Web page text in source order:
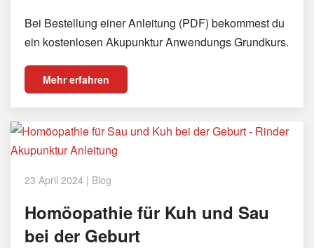
Bei Bestellung einer Anleitung (PDF) bekommest du
ein kostenlosen Akupunktur Anwendungs Grundkurs.
Mehr erfahren
23 April 2024 | Blog
Homöopathie für Kuh und Sau
bei der Geburt